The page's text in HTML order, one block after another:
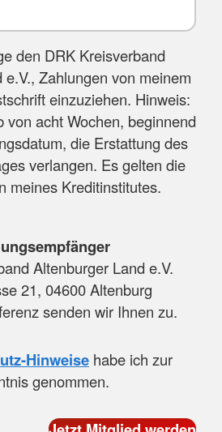
den DRK Kreisverband
Zahlungen von meinem
einzuziehen. Hinweis:
von acht Wochen, beginnend
die Erstattung des
verlangen. Es gelten die
meines Kreditinstitutes.
Altenburger Land e.V.
21, 04600 Altenburg
senden wir Ihnen zu.
Hinweise habe ich zur
genommen.